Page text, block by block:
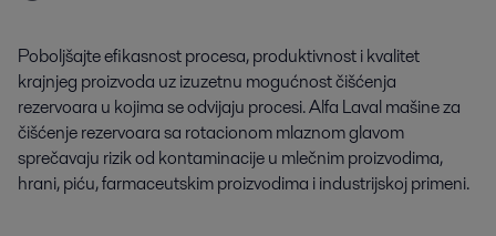
Poboljšajte efikasnost procesa, produktivnost i kvalitet
krajnjeg proizvoda uz izuzetnu mogućnost čišćenja
rezervoara u kojima se odvijaju procesi. Alfa Laval mašine za
čišćenje rezervoara sa rotacionom mlaznom glavom
sprečavaju rizik od kontaminacije u mlečnim proizvodima,
hrani, piću, farmaceutskim proizvodima i industrijskoj primeni.